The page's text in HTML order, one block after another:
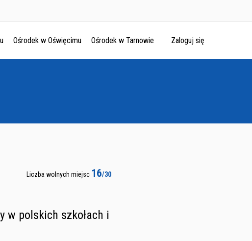
Ośrodek w Oświęcimu Ośrodek w Tarnowie Zaloguj się
Liczba wolnych miejsc 16/30
w polskich szkołach i